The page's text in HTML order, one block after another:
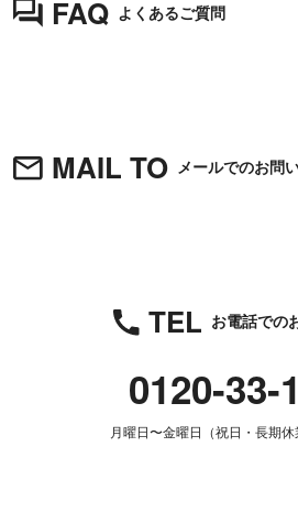
FAQ よくあるご質問
MAIL TO メールでのお問
TEL お電話での
0120-33-
月曜日〜金曜日（祝日・長期休